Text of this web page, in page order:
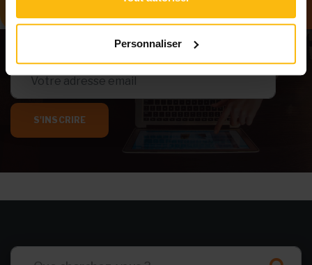
Personnaliser
S'INSCRIRE